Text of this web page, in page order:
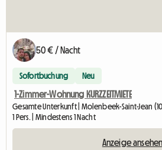
50 € / Nacht
Sofortbuchung Neu
1-Zimmer-Wohnung KURZZEITMIETE
Gesamte Unterkunft | Molenbeek-Saint-Jean
1 Pers. | Mindestens 1 Nacht
Anzeige ansehen